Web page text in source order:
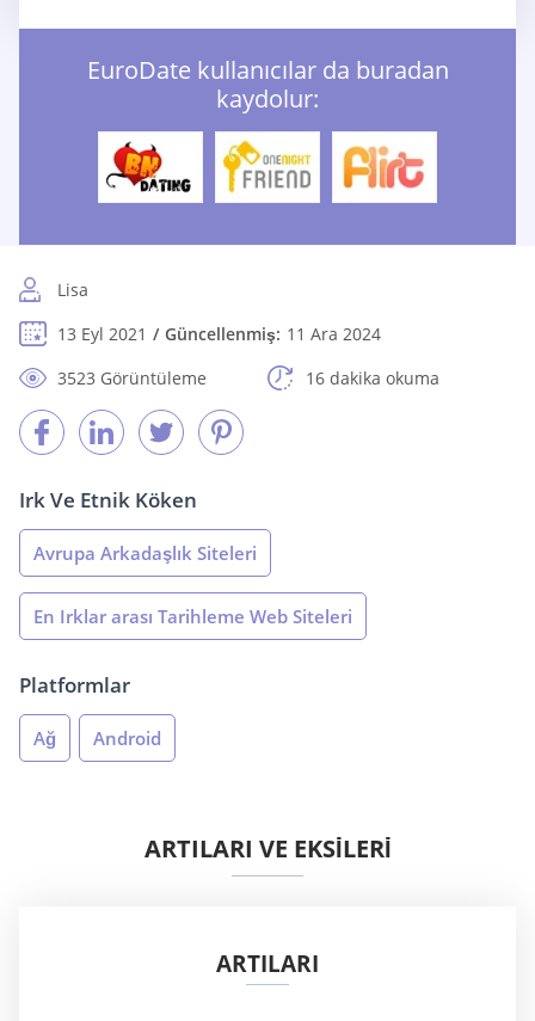
EuroDate kullanıcılar da buradan
kaydolur:
Lisa
13 Eyl 2021
Güncellenmiş: 11 Ara 2024
3523 Görüntüleme
16 dakika okuma
Irk Ve Etnik Köken
Avrupa Arkadaşlık Siteleri
En Irklar arası Tarihleme Web Siteleri
Platformlar
Ağ Android
ARTILARI VE EKSİLERİ
ARTILARI